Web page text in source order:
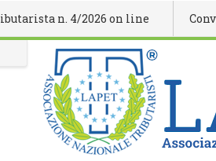
n. 4/2026 on line